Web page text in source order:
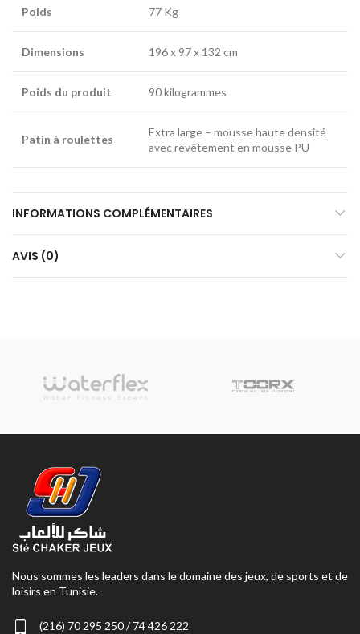
Poids 77 Kg
Dimensions 196 x 97 x 132 cm
Poids du produit 90 kilogrammes
Patin à roulettes
Extra large – mousse haute densité
avec revêtement en mousse PU
INFORMATIONS COMPLÉMENTAIRES
AVIS (0)
Nous sommes les leaders dans le domaine des jeux, de sports et de
loisirs en Tunisie.
(216) 70 295 250 / 74 426 222